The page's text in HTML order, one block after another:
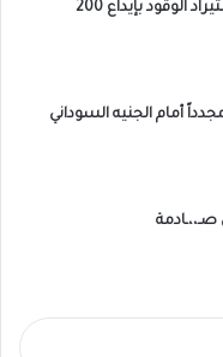
بنك السودان يرهن استيراد الوقود بإيداع 200
أمام الجنيه السوداني